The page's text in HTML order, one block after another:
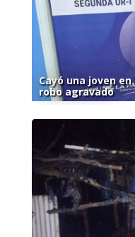
Cayó una joven
robo agravado